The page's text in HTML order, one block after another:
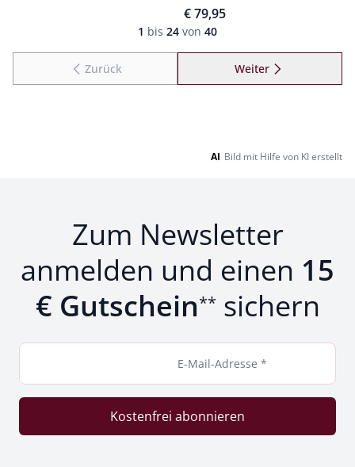
€ 79,95
Seite 1 geladen. Zeige Produkte 1 bis 24 von 40.
1 bis 24 von 40
Zurück Weiterzu Seite 2
AI Bild mit Hilfe von KI erstellt
Zum Newsletter
anmelden und einen 15
€ Gutschein** sichern
E-Mail-Adresse *
Kostenfrei abonnieren